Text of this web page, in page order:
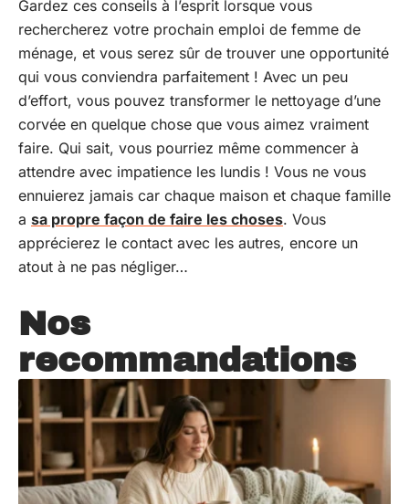
Gardez ces conseils à l’esprit lorsque vous
rechercherez votre prochain emploi de femme de
ménage, et vous serez sûr de trouver une opportunité
qui vous conviendra parfaitement ! Avec un peu
d’effort, vous pouvez transformer le nettoyage d’une
corvée en quelque chose que vous aimez vraiment
faire. Qui sait, vous pourriez même commencer à
attendre avec impatience les lundis ! Vous ne vous
ennuierez jamais car chaque maison et chaque famille
a sa propre façon de faire les choses. Vous
apprécierez le contact avec les autres, encore un
atout à ne pas négliger…
Nos
recommandations